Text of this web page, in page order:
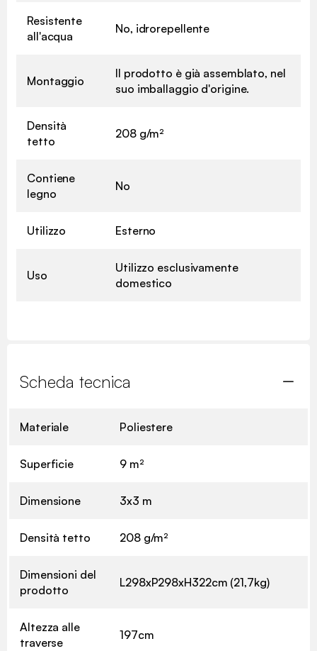
Resistente
all'acqua
No, idrorepellente
Montaggio
Il prodotto è già assemblato, nel
suo imballaggio d'origine.
Densità
tetto
208 g/m²
Contiene
legno
No
Utilizzo Esterno
Uso
Utilizzo esclusivamente
domestico
Scheda tecnica
Materiale Poliestere
Superficie 9 m²
Dimensione 3x3 m
Densità tetto 208 g/m²
Dimensioni del
prodotto
L298xP298xH322cm (21,7kg)
Altezza alle
traverse
197cm